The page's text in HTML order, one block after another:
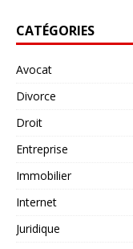
CATÉGORIES
Avocat
Divorce
Droit
Entreprise
Immobilier
Internet
Juridique